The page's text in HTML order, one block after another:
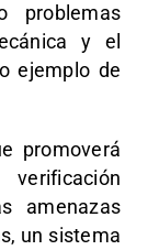
problemas
y el
ejemplo de
promoverá
amenazas
un sistema